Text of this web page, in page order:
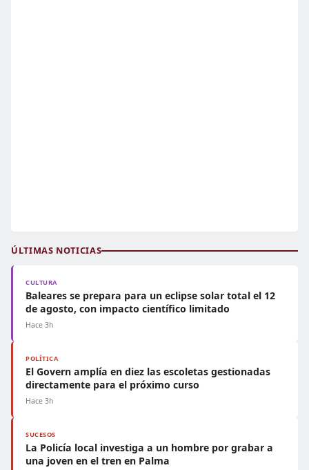
ÚLTIMAS NOTICIAS
CULTURA
Baleares se prepara para un eclipse solar total el 12
de agosto, con impacto científico limitado
Hace 3h
POLÍTICA
El Govern amplía en diez las escoletas gestionadas
directamente para el próximo curso
Hace 3h
SUCESOS
La Policía local investiga a un hombre por grabar a
una joven en el tren en Palma